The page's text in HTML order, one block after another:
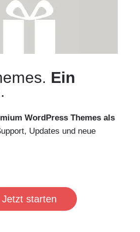
Ein
WordPress Themes als
Updates und neue
Jetzt starten